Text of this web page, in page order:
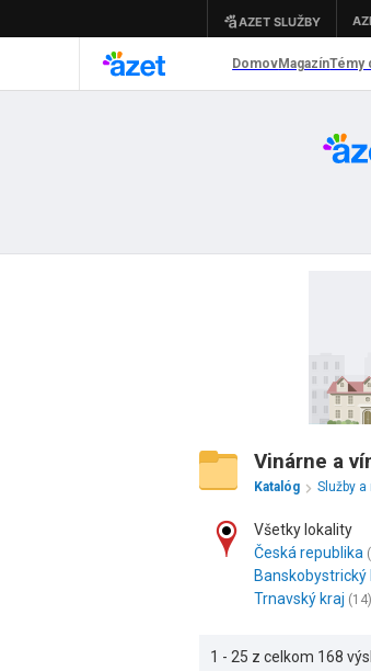
Vinárne a
Katalóg
Služby
Všetky lokality
Česká republika
Banskobystrický
Trnavský kraj (14)
1 - 25 z celkom 168